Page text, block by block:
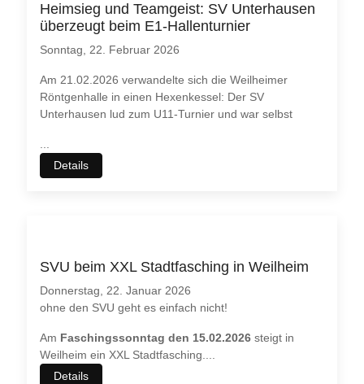
Heimsieg und Teamgeist: SV Unterhausen
überzeugt beim E1-Hallenturnier
Sonntag, 22. Februar 2026
Am 21.02.2026 verwandelte sich die Weilheimer
Röntgenhalle in einen Hexenkessel: Der SV
Unterhausen lud zum U11-Turnier und war selbst
Details
SVU beim XXL Stadtfasching in Weilheim
Donnerstag, 22. Januar 2026
ohne den SVU geht es einfach nicht!
Am Faschingssonntag den 15.02.2026 steigt in
Weilheim ein XXL Stadtfasching.
Details